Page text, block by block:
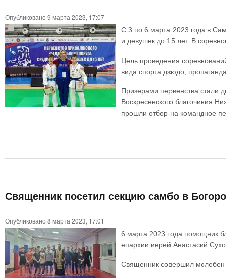
Опубликовано 9 марта 2023, 17:07
С 3 по 6 марта 2023 года в
и девушек до 15 лет. В
Цель проведения
вида спорта дзюдо,
Призерами первенства стали
Воскресенского благочиния
прошли отбор на командное
Священник посетил секцию самбо в
Опубликовано 8 марта 2023, 17:01
6 марта 2023 года помощник
епархии иерей Анастасий
Священник совершил